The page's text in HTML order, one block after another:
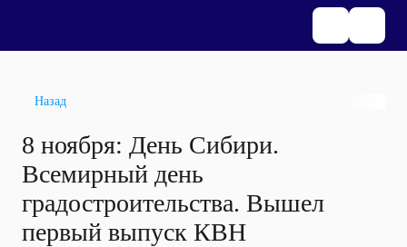
Назад
8 ноября: День Сибири.
Всемирный день
градостроительства. Вышел
первый выпуск КВН